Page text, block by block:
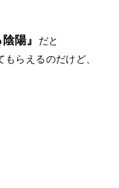
陽』
だと
もらえるのだけど、